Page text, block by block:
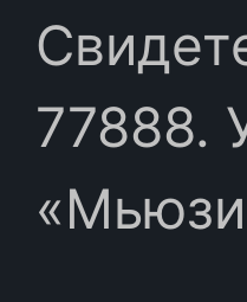
77888.